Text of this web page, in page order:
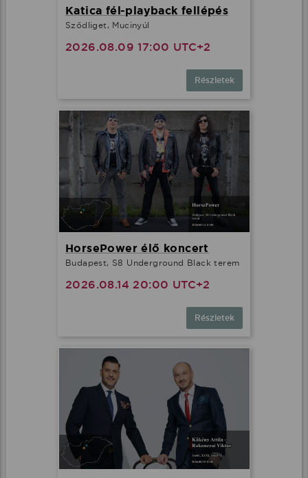
Katica fél-playback fellépés
Sződliget, Mucinyúl
2026.08.09 17:00 UTC+2
Részletek
HorsePower élő koncert
Budapest, S8 Underground Black terem
2026.08.14 20:00 UTC+2
Részletek